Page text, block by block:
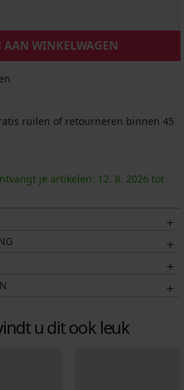
AAN WINKELWAGEN
ruilen of retourneren binnen 45
je artikelen: 12. 8. 2026 tot
u dit ook leuk